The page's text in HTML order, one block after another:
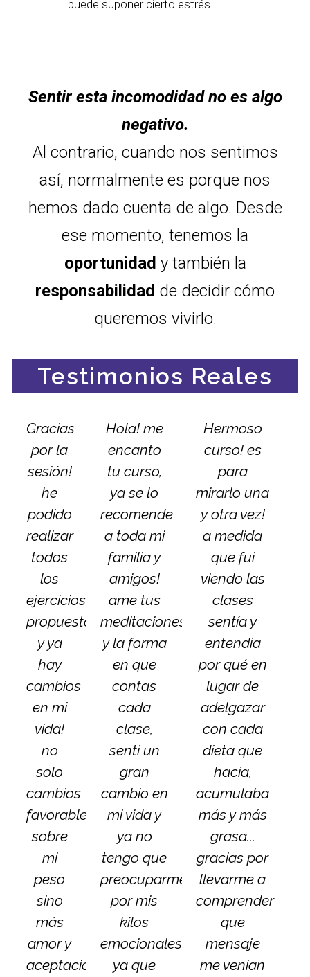
puede suponer cierto estrés.
Sentir esta incomodidad no es algo
negativo.
Al contrario, cuando nos sentimos
así, normalmente es porque nos
hemos dado cuenta de algo. Desde
ese momento, tenemos la
oportunidad y también la
responsabilidad de decidir cómo
queremos vivirlo.
Testimonios Reales
Gracias
por la
sesión!
he
podido
realizar
todos
los
ejercicios
propuestos
y ya
hay
cambios
en mi
vida!
no
solo
cambios
favorables
sobre
mi
peso
sino
más
amor y
aceptación
Hola! me
encanto
tu curso,
ya se lo
recomende
a toda mi
familia y
amigos!
ame tus
meditaciones
y la forma
en que
contas
cada
clase,
senti un
gran
cambio en
mi vida y
ya no
tengo que
preocuparme
por mis
kilos
emocionales
ya que
Hermoso
curso! es
para
mirarlo una
y otra vez!
a medida
que fui
viendo las
clases
sentía y
entendía
por qué en
lugar de
adelgazar
con cada
dieta que
hacía,
acumulaba
más y más
grasa...
gracias por
llevarme a
comprender
que
mensaje
me venían